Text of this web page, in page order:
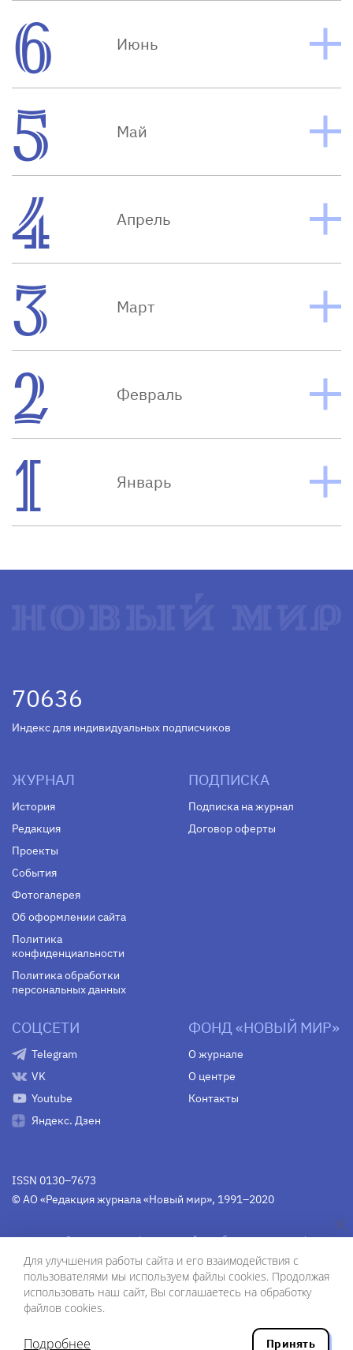
6 Июнь
5 Май
4 Апрель
3 Март
2 Февраль
1 Январь
70636
Индекс для индивидуальных подписчиков
ЖУРНАЛ
История
Редакция
Проекты
События
Фотогалерея
Об оформлении сайта
Политика
конфиденциальности
Политика обработки
персональных данных
ПОДПИСКА
Подписка на журнал
Договор оферты
СОЦСЕТИ
Telegram
VK
Youtube
Яндекс. Дзен
ФОНД «НОВЫЙ МИР»
О журнале
О центре
Контакты
ISSN 0130–7673
© АО «Редакция журнала «Новый мир», 1991–2020
Свидетельство Федеральной службы по надзору в сфере
коммуникаций средства массовой информации
(Роскомнадзор)ПИ № Фс 77-75754 от 13 июня 2019 г.
Для улучшения работы сайта и его взаимодействия с
пользователями мы используем файлы cookies. Продолжая
использовать наш сайт, Вы соглашаетесь на обработку
файлов cookies.
Подробнее Принять